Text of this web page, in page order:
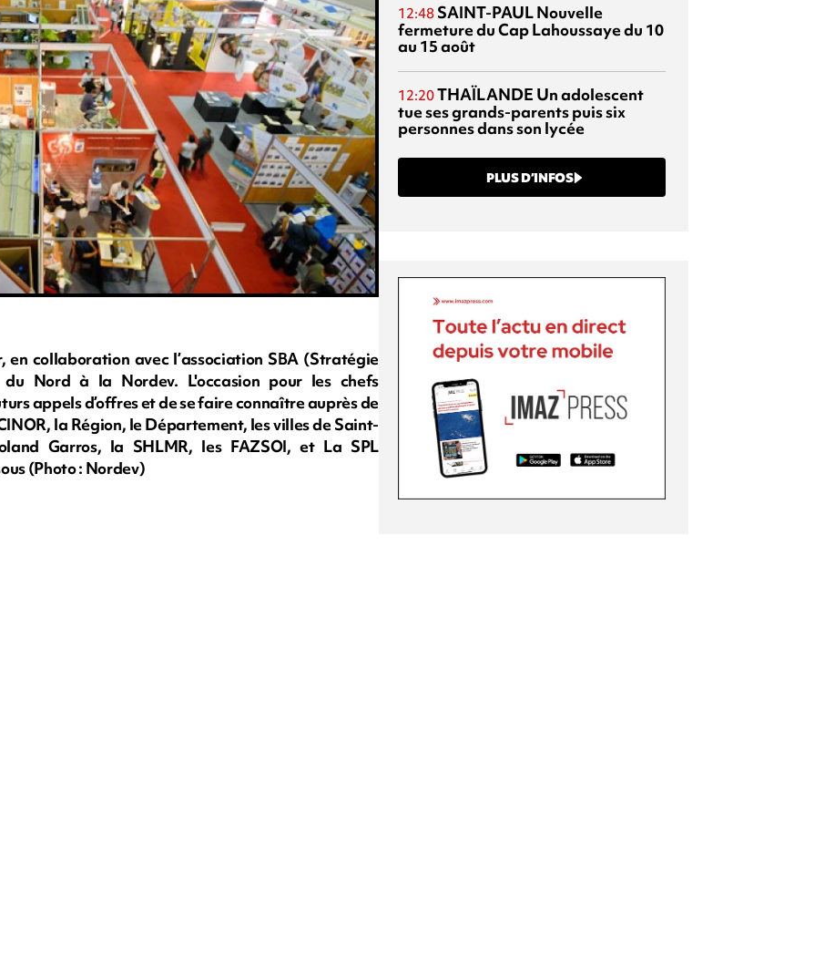
en collaboration avec l’association SBA (Stratégie
Nord à la Nordev. L'occasion pour les chefs
appels d’offres et de se faire connaître auprès de
la Région, le Département, les villes de Saint-
Garros, la SHLMR, les FAZSOI, et La SPL
(Photo : Nordev)
12:48 SAINT-PAULNouvelle
fermeture du Cap Lahoussaye du 10
au 15 août
12:20THAÏLANDE Un adolescent
tue ses grands-parents puis six
personnes dans son lycée
PLUS D’INFOS